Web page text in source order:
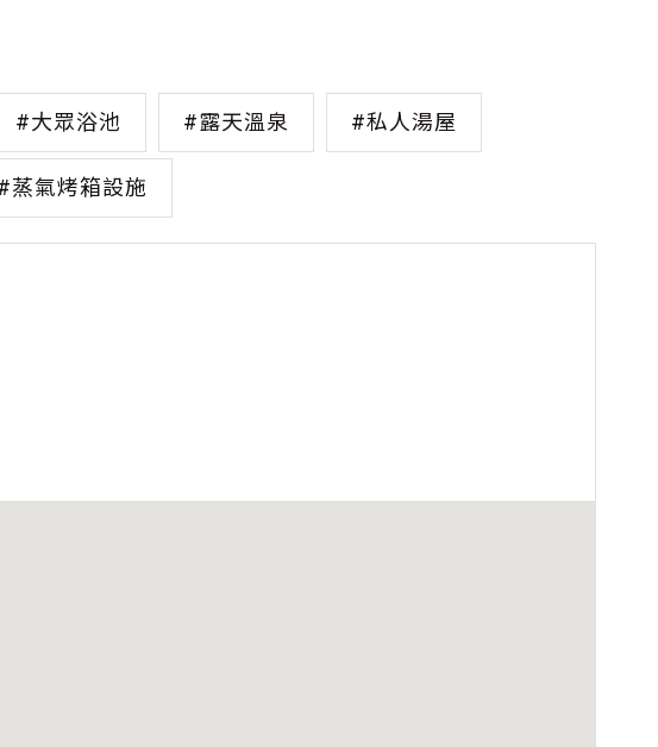
#大眾浴池 #露天溫泉 #私人湯屋
蒸氣烤箱設施